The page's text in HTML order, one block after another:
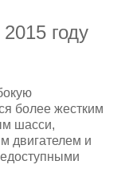
году
более жестким
шасси,
двигателем и